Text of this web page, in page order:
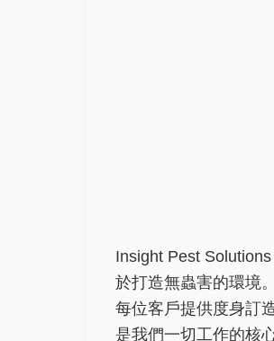
Insight Pest
於打造無蟲害的環境
每位客戶提供度身訂
是我們一切工作的核心